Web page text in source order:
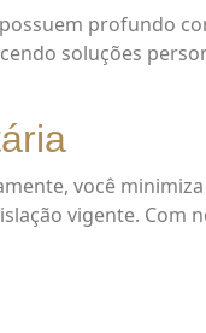
profundo
soluções
você
vigente. Com